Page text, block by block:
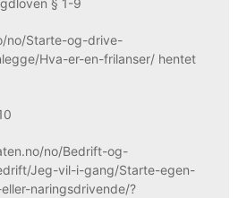
§ 1-9
no/Starte-og-drive-
Hva-er-en-frilanser/ hentet
no/Bedrift-og-
Jeg-vil-i-gang/Starte-egen-
naringsdrivende/?